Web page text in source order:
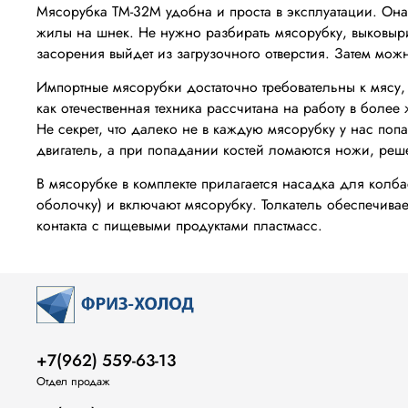
Мясорубка ТМ-32М удобна и проста в эксплуатации.
жилы на шнек. Не нужно разбирать мясорубку,
засорения выйдет из загрузочного отверстия. Затем
Импортные мясорубки достаточно требовательны к
как отечественная техника рассчитана на работу в
Не секрет, что далеко не в каждую мясорубку у нас
двигатель, а при попадании костей ломаются ножи,
В мясорубке в комплекте прилагается насадка для
оболочку) и включают мясорубку. Толкатель
контакта с пищевыми продуктами пластмасс.
+7(962) 559-63-13
Отдел продаж